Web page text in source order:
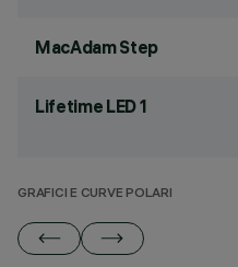
MacAdam Step
Lifetime LED 1
GRAFICI E CURVE POLARI